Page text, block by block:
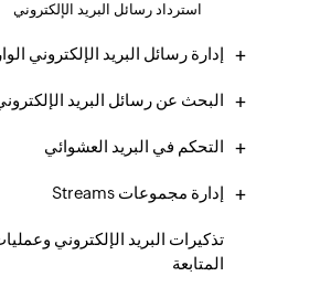
استرداد رسائل البريد الإلكتروني
إدارة رسائل البريد الإلكتروني
البحث عن رسائل البريد
التحكم في البريد العشوائي
إدارة مجموعات Streams
تذكيرات البريد الإلكتروني
المتابعة